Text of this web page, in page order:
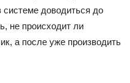
доводиться до
не происходит ли
а после уже производить